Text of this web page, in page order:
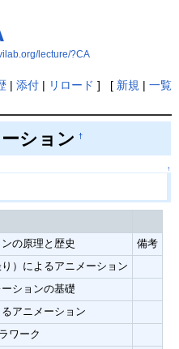
lecture/?CA
| 添付| リロード ] [ 新規 | 一覧
ション †
↑
の原理と歴史
備考
）によるアニメーション
ションの基礎
アニメーション
ワーク